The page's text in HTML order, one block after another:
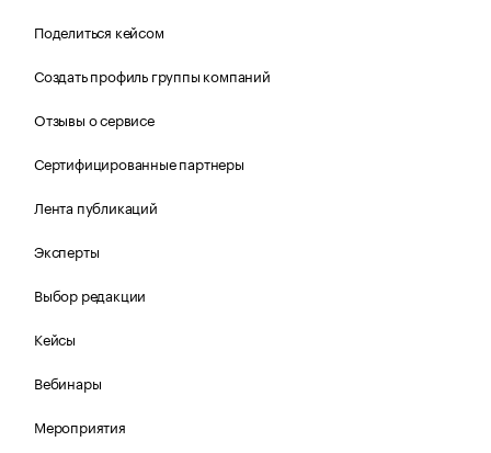
Поделиться кейсом
Создать профиль группы компаний
Отзывы о сервисе
Сертифицированные партнеры
Лента публикаций
Эксперты
Выбор редакции
Кейсы
Вебинары
Мероприятия